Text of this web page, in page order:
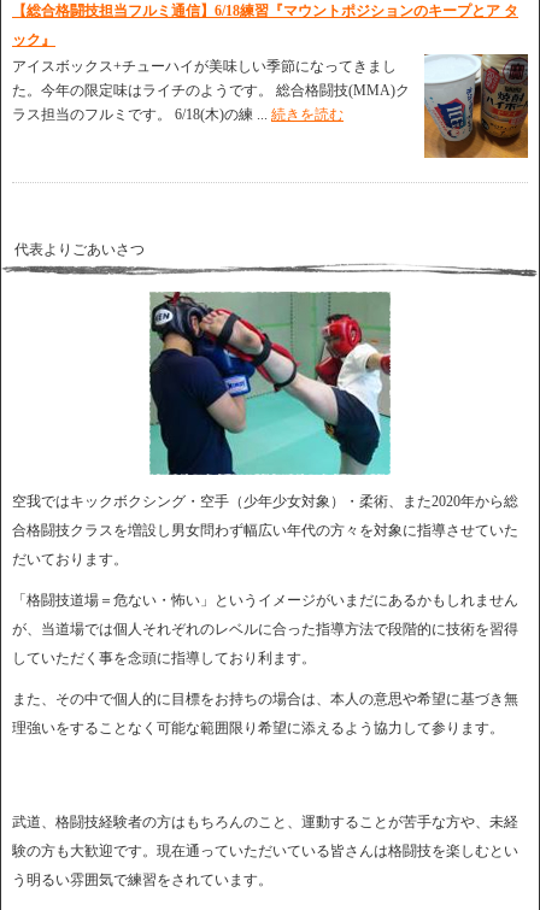
【総合格闘技担当フルミ通信】6/18練習『マウントポジションのキープとア タ
ック』
アイスボックス+チューハイが美味しい季節になってきまし
た。今年の限定味はライチのようです。 総合格闘技(MMA)ク
ラス担当のフルミです。 6/18(木)の練 ... 続きを読む
代表よりごあいさつ
空我ではキックボクシング・空手（少年少女対象）・柔術、また2020年から総
合格闘技クラスを増設し男女問わず幅広い年代の方々を対象に指導させていた
だいております。
「格闘技道場＝危ない・怖い」というイメージがいまだにあるかもしれません
が、当道場では個人それぞれのレベルに合った指導方法で段階的に技術を習得
していただく事を念頭に指導しており利ます。
また、その中で個人的に目標をお持ちの場合は、本人の意思や希望に基づき無
理強いをすることなく可能な範囲限り希望に添えるよう協力して参ります。
武道、格闘技経験者の方はもちろんのこと、運動することが苦手な方や、未経
験の方も大歓迎です。現在通っていただいている皆さんは格闘技を楽しむとい
う明るい雰囲気で練習をされています。